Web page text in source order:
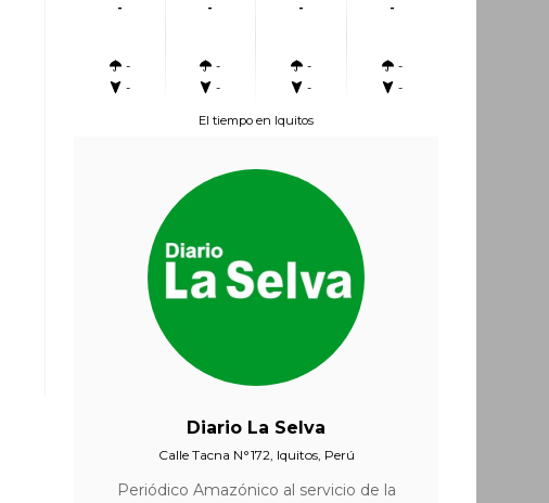
-
-
-
-
-
-
-
-
-
-
-
-
El tiempo en Iquitos
Diario La Selva
Calle Tacna N°172, Iquitos, Perú
Periódico Amazónico al servicio de la